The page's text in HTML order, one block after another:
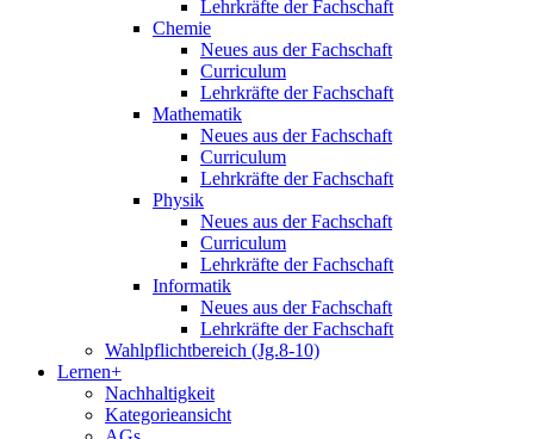
Lehrkräfte der Fachschaft
Chemie
Neues aus der Fachschaft
Curriculum
Lehrkräfte der Fachschaft
Mathematik
Neues aus der Fachschaft
Curriculum
Lehrkräfte der Fachschaft
Physik
Neues aus der Fachschaft
Curriculum
Lehrkräfte der Fachschaft
Informatik
Neues aus der Fachschaft
Lehrkräfte der Fachschaft
Wahlpflichtbereich (Jg.8-10)
Lernen+
Nachhaltigkeit
Kategorieansicht